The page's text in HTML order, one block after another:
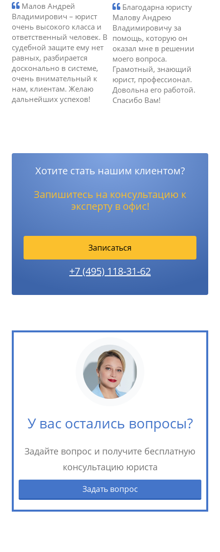
Малов Андрей
Владимирович – юрист
очень высокого класса и
ответственный человек. В
судебной защите ему нет
равных, разбирается
досконально в системе,
очень внимательный к
нам, клиентам. Желаю
дальнейших успехов!
Благодарна юристу
Малову Андрею
Владимировичу за
помощь, которую он
оказал мне в решении
моего вопроса.
Грамотный, знающий
юрист, профессионал.
Довольна его работой.
Спасибо Вам!
Хотите стать нашим клиентом?
Запишитесь на консультацию к
эксперту в офис!
Записаться
+7 (495) 118-31-62
У вас остались вопросы?
Задайте вопрос и получите бесплатную
консультацию юриста
Задать вопрос